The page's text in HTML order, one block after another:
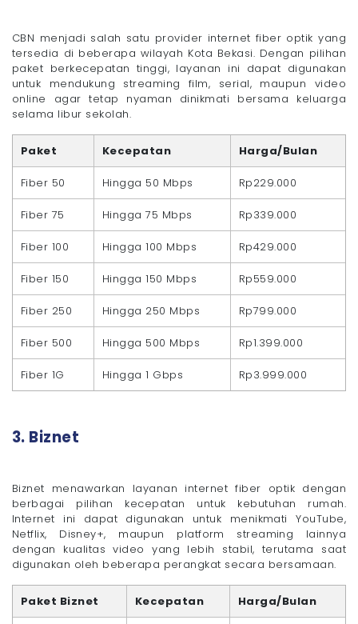
CBN menjadi salah satu provider internet fiber optik yang
tersedia di beberapa wilayah Kota Bekasi. Dengan pilihan
paket berkecepatan tinggi, layanan ini dapat digunakan
untuk mendukung streaming film, serial, maupun video
online agar tetap nyaman dinikmati bersama keluarga
selama libur sekolah.
Paket Kecepatan Harga/Bulan
Fiber 50 Hingga 50 Mbps Rp229.000
Fiber 75 Hingga 75 Mbps Rp339.000
Fiber 100 Hingga 100 Mbps Rp429.000
Fiber 150 Hingga 150 Mbps Rp559.000
Fiber 250 Hingga 250 Mbps Rp799.000
Fiber 500 Hingga 500 Mbps Rp1.399.000
Fiber 1G Hingga 1 Gbps Rp3.999.000
3. Biznet
Biznet menawarkan layanan internet fiber optik dengan
berbagai pilihan kecepatan untuk kebutuhan rumah.
Internet ini dapat digunakan untuk menikmati YouTube,
Netflix, Disney+, maupun platform streaming lainnya
dengan kualitas video yang lebih stabil, terutama saat
digunakan oleh beberapa perangkat secara bersamaan.
Paket Biznet Kecepatan Harga/Bulan